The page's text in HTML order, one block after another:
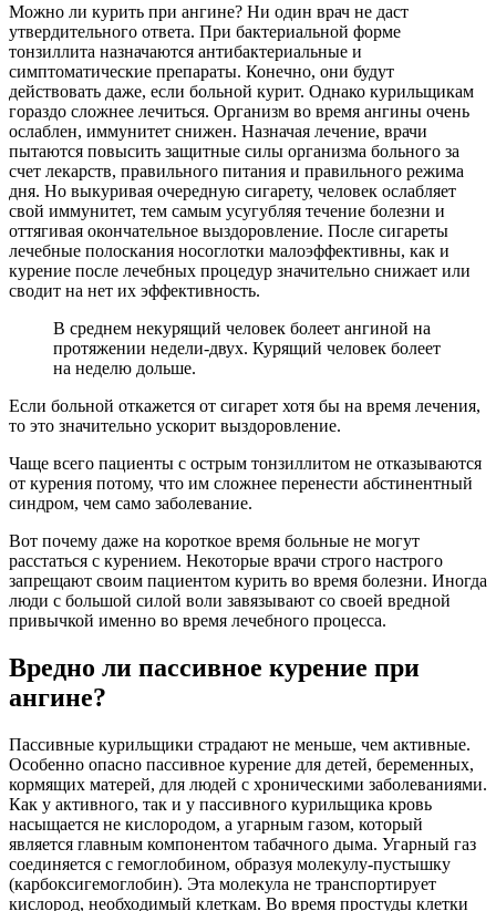
Можно ли курить при ангине? Ни один врач не даст
утвердительного ответа. При бактериальной форме
тонзиллита назначаются антибактериальные и
симптоматические препараты. Конечно, они будут
действовать даже, если больной курит. Однако курильщикам
гораздо сложнее лечиться. Организм во время ангины очень
ослаблен, иммунитет снижен. Назначая лечение, врачи
пытаются повысить защитные силы организма больного за
счет лекарств, правильного питания и правильного режима
дня. Но выкуривая очередную сигарету, человек ослабляет
свой иммунитет, тем самым усугубляя течение болезни и
оттягивая окончательное выздоровление. После сигареты
лечебные полоскания носоглотки малоэффективны, как и
курение после лечебных процедур значительно снижает или
сводит на нет их эффективность.
В среднем некурящий человек болеет ангиной на
протяжении недели-двух. Курящий человек болеет
на неделю дольше.
Если больной откажется от сигарет хотя бы на время лечения,
то это значительно ускорит выздоровление.
Чаще всего пациенты с острым тонзиллитом не отказываются
от курения потому, что им сложнее перенести абстинентный
синдром, чем само заболевание.
Вот почему даже на короткое время больные не могут
расстаться с курением. Некоторые врачи строго настрого
запрещают своим пациентом курить во время болезни. Иногда
люди с большой силой воли завязывают со своей вредной
привычкой именно во время лечебного процесса.
Вредно ли пассивное курение при
ангине?
Пассивные курильщики страдают не меньше, чем активные.
Особенно опасно пассивное курение для детей, беременных,
кормящих матерей, для людей с хроническими заболеваниями.
Как у активного, так и у пассивного курильщика кровь
насыщается не кислородом, а угарным газом, который
является главным компонентом табачного дыма. Угарный газ
соединяется с гемоглобином, образуя молекулу-пустышку
(карбоксигемоглобин). Эта молекула не транспортирует
кислород, необходимый клеткам. Во время простуды клетки